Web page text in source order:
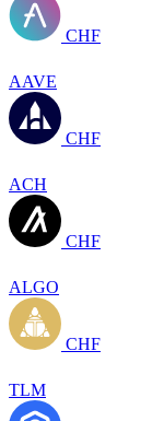
CHF
AAVE
CHF
ACH
CHF
ALGO
CHF
TLM